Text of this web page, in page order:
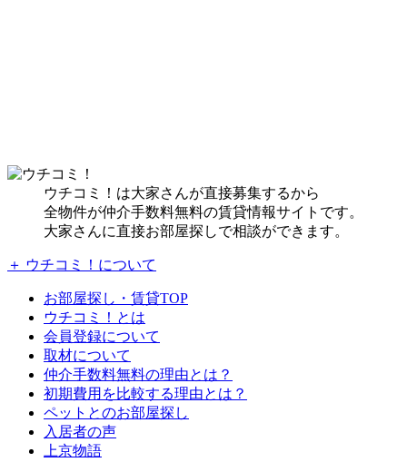
ウチコミ！は大家さんが直接募集するから
全物件が仲介手数料無料の賃貸情報サイトです。
大家さんに直接お部屋探しで相談ができます。
＋ ウチコミ！について
お部屋探し・賃貸TOP
ウチコミ！とは
会員登録について
取材について
仲介手数料無料の理由とは？
初期費用を比較する理由とは？
ペットとのお部屋探し
入居者の声
上京物語